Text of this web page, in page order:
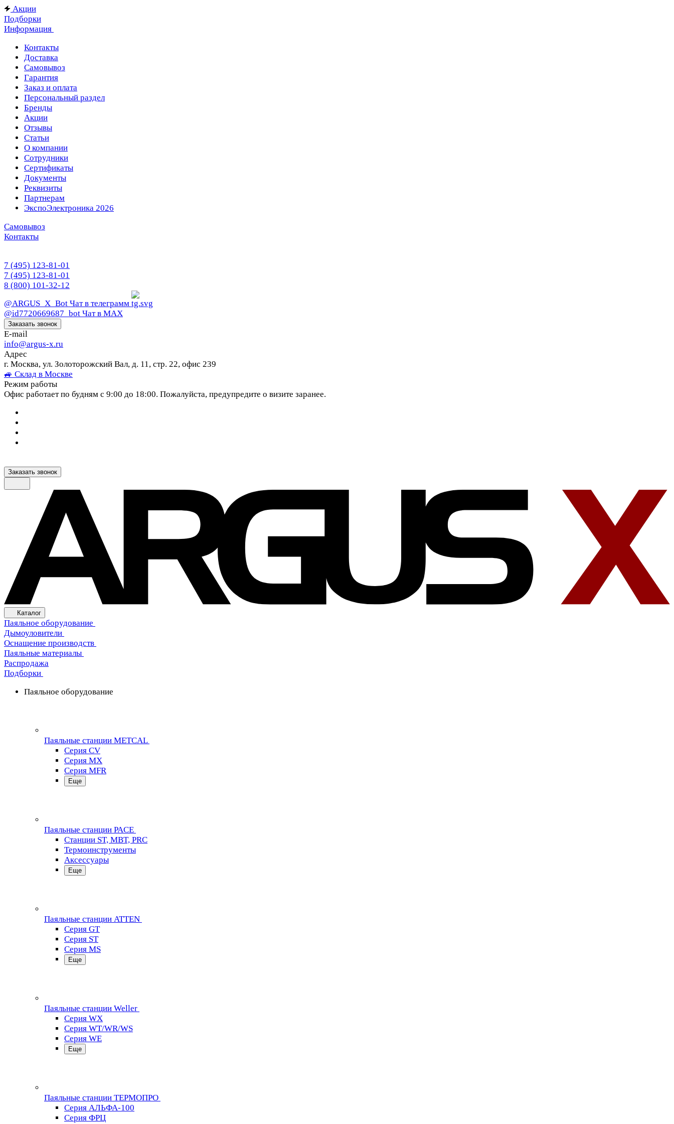
Акции
Подборки
Информация
Контакты
Доставка
Самовывоз
Гарантия
Заказ и оплата
Персональный раздел
Бренды
Акции
Отзывы
Статьи
О компании
Сотрудники
Сертификаты
Документы
Реквизиты
Партнерам
ЭкспоЭлектроника 2026
Самовывоз
Контакты
7 (495) 123-81-01
7 (495) 123-81-01
8 (800) 101-32-12
@ARGUS_X_Bot Чат в телеграмм
@id7720669687_bot Чат в МАХ
Заказать звонок
E-mail
info@argus-x.ru
Адрес
г. Москва, ул. Золоторожский Вал, д. 11, стр. 22, офис 239
🚙 Склад в Москве
Режим работы
Офис работает по будням с 9:00 до 18:00. Пожалуйста, предупредите о визите заранее.
Заказать звонок
Каталог
Паяльное оборудование
Дымоуловители
Оснащение производств
Паяльные материалы
Распродажа
Подборки
Паяльное оборудование
Паяльные станции METCAL
Серия CV
Серия MX
Серия MFR
Еще
Паяльные станции PACE
Станции ST, MBT, PRC
Термоинструменты
Аксессуары
Еще
Паяльные станции ATTEN
Серия GT
Серия ST
Серия MS
Еще
Паяльные станции Weller
Серия WX
Серия WT/WR/WS
Серия WE
Еще
Паяльные станции ТЕРМОПРО
Серия АЛЬФА-100
Серия ФРЦ